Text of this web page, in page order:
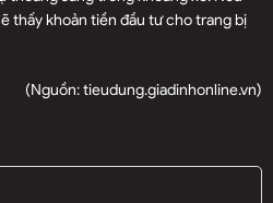
thấy khoản tiền đầu tư cho trang bị
(Nguồn:tieudung.giadinhonline.vn)